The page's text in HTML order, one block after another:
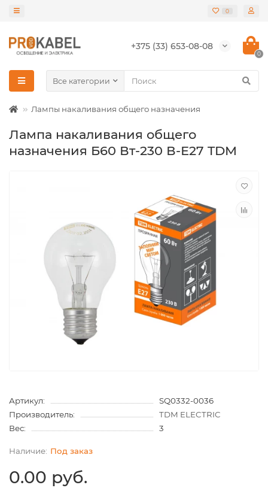
0
+375 (33) 653-08-08
0
Все категории
Лампы накаливания общего назначения
Лампа накаливания общего
назначения Б60 Вт-230 В-Е27 TDM
Артикул:
SQ0332-0036
Производитель:
TDM ELECTRIC
Вес:
3
Под заказ
0.00 руб.